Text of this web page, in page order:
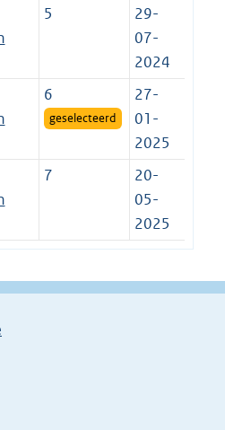
5
29-
07-
2024
6
geselecteerd
27-
01-
2025
7
20-
05-
2025